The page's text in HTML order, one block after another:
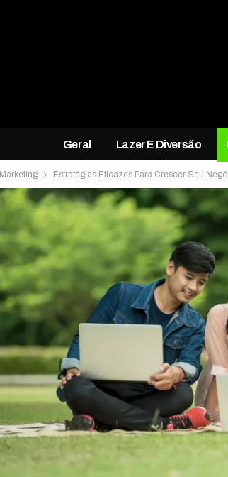
Geral Lazer E Diversão
Marketing Estratégias Eficazes Para Crescer Seu